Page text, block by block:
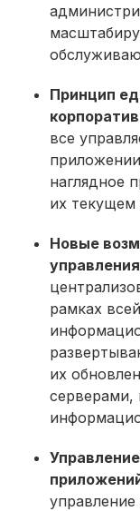
Принцип
все
наглядное
их текущем
Новые
рамках
их
серверами,